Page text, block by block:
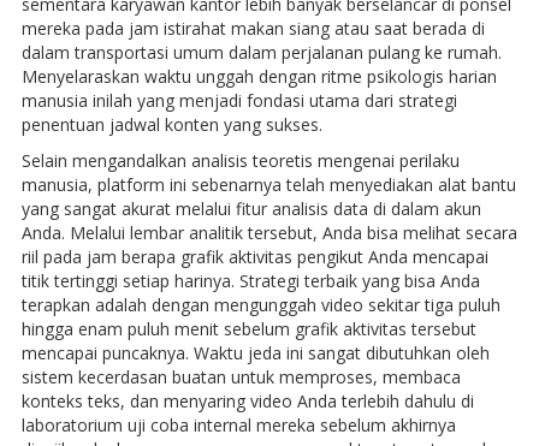
mereka pada jam istirahat makan siang atau saat berada di
dalam transportasi umum dalam perjalanan pulang ke rumah.
Menyelaraskan waktu unggah dengan ritme psikologis harian
manusia inilah yang menjadi fondasi utama dari strategi
penentuan jadwal konten yang sukses.
Selain mengandalkan analisis teoretis mengenai perilaku
manusia, platform ini sebenarnya telah menyediakan alat bantu
yang sangat akurat melalui fitur analisis data di dalam akun
Anda. Melalui lembar analitik tersebut, Anda bisa melihat secara
riil pada jam berapa grafik aktivitas pengikut Anda mencapai
titik tertinggi setiap harinya. Strategi terbaik yang bisa Anda
terapkan adalah dengan mengunggah video sekitar tiga puluh
hingga enam puluh menit sebelum grafik aktivitas tersebut
mencapai puncaknya. Waktu jeda ini sangat dibutuhkan oleh
sistem kecerdasan buatan untuk memproses, membaca
konteks teks, dan menyaring video Anda terlebih dahulu di
laboratorium uji coba internal mereka sebelum akhirnya